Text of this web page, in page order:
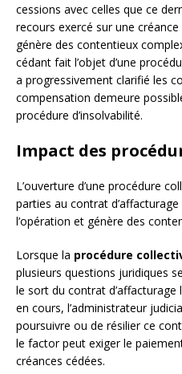
cessions avec celles que ce
recours exercé sur une
génère des contentieux
cédant fait l’objet d’une
a progressivement clarifié les
compensation demeure
procédure d’insolvabilité.
Impact des
L’ouverture d’une procédure
parties au contrat
l’opération et génère des
Lorsque la procédure
plusieurs questions juridiques
le sort du contrat
en cours, l’administrateur
poursuivre ou de résilier ce
le factor peut exiger le
créances cédées.